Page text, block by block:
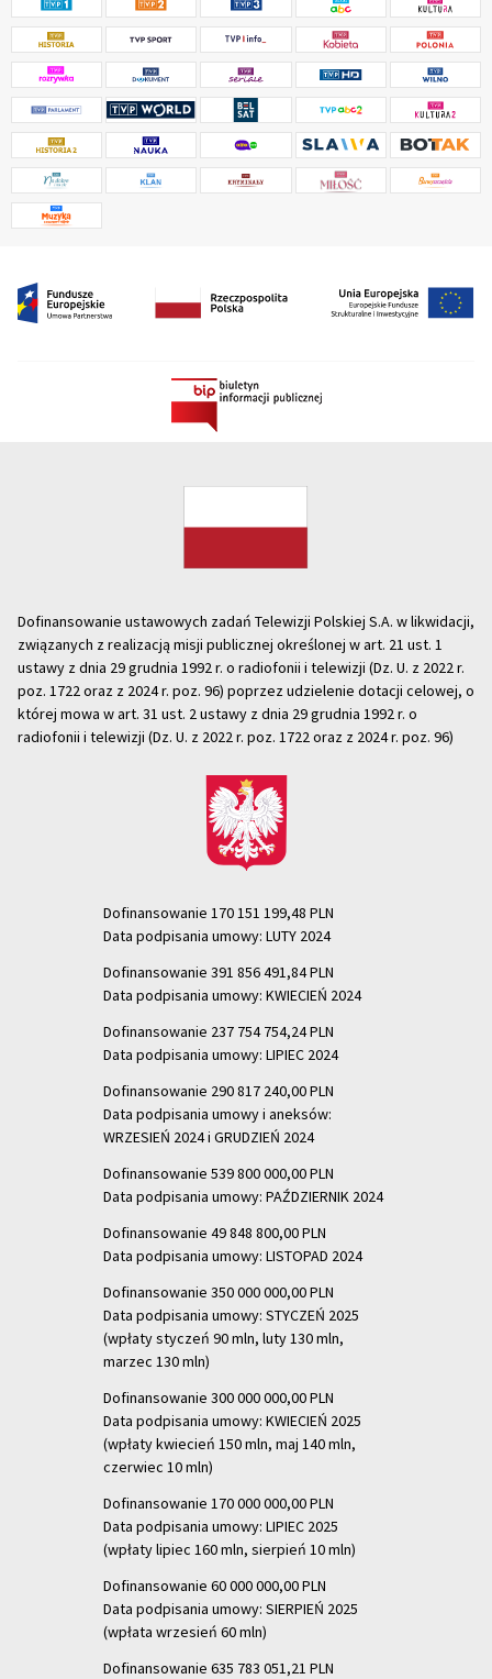
Dofinansowanie ustawowych zadań Telewizji Polskiej S.A. w likwidacji,
związanych z realizacją misji publicznej określonej w art. 21 ust. 1
ustawy z dnia 29 grudnia 1992 r. o radiofonii i telewizji (Dz. U. z 2022 r.
poz. 1722 oraz z 2024 r. poz. 96) poprzez udzielenie dotacji celowej, o
której mowa w art. 31 ust. 2 ustawy z dnia 29 grudnia 1992 r. o
radiofonii i telewizji (Dz. U. z 2022 r. poz. 1722 oraz z 2024 r. poz. 96)
Dofinansowanie 170 151 199,48 PLN
Data podpisania umowy: LUTY 2024
Dofinansowanie 391 856 491,84 PLN
Data podpisania umowy: KWIECIEŃ 2024
Dofinansowanie 237 754 754,24 PLN
Data podpisania umowy: LIPIEC 2024
Dofinansowanie 290 817 240,00 PLN
Data podpisania umowy i aneksów:
WRZESIEŃ 2024 i GRUDZIEŃ 2024
Dofinansowanie 539 800 000,00 PLN
Data podpisania umowy: PAŹDZIERNIK 2024
Dofinansowanie 49 848 800,00 PLN
Data podpisania umowy: LISTOPAD 2024
Dofinansowanie 350 000 000,00 PLN
Data podpisania umowy: STYCZEŃ 2025
(wpłaty styczeń 90 mln, luty 130 mln,
marzec 130 mln)
Dofinansowanie 300 000 000,00 PLN
Data podpisania umowy: KWIECIEŃ 2025
(wpłaty kwiecień 150 mln, maj 140 mln,
czerwiec 10 mln)
Dofinansowanie 170 000 000,00 PLN
Data podpisania umowy: LIPIEC 2025
(wpłaty lipiec 160 mln, sierpień 10 mln)
Dofinansowanie 60 000 000,00 PLN
Data podpisania umowy: SIERPIEŃ 2025
(wpłata wrzesień 60 mln)
Dofinansowanie 635 783 051,21 PLN